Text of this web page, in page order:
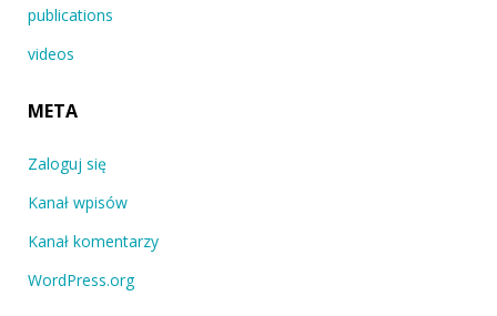
publications
videos
META
Zaloguj się
Kanał wpisów
Kanał komentarzy
WordPress.org